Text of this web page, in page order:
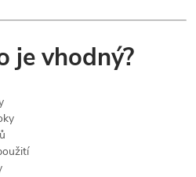
je vhodný?